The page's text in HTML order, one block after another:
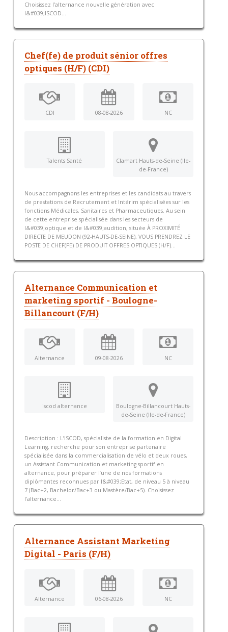
Choisissez l’alternance nouvelle génération avec
l&#039;ISCOD...
Chef(fe) de produit sénior offres
optiques (H/F) (CDI)
CDI 08-08-2026 NC
Talents Santé
Clamart Hauts-de-Seine (Ile-
de-France)
Nous accompagnons les entreprises et les candidats au travers
de prestations de Recrutement et Intérim spécialisées sur les
fonctions Médicales, Sanitaires et Pharmaceutiques. Au sein
de cette entreprise spécialisée dans les secteurs de
l&#039;optique et de l&#039;audition, située À PROXIMITÉ
DIRECTE DE MEUDON (92-HAUTS-DE-SEINE), VOUS PRENDREZ LE
POSTE DE CHEF(FE) DE PRODUIT OFFRES OPTIQUES (H/F)...
Alternance Communication et
marketing sportif - Boulogne-
Billancourt (F/H)
Alternance 09-08-2026 NC
iscod alternance
Boulogne-Billancourt Hauts-
de-Seine (Ile-de-France)
Description : L’ISCOD, spécialiste de la formation en Digital
Learning, recherche pour son entreprise partenaire
spécialisée dans la commercialisation de vélo et deux roues,
un Assistant Communication et marketing sportif en
alternance, pour préparer l’une de nos formations
diplômantes reconnues par l&#039;Etat, de niveau 5 à niveau
7 (Bac+2, Bachelor/Bac+3 ou Mastère/Bac+5). Choisissez
l’alternance...
Alternance Assistant Marketing
Digital - Paris (F/H)
Alternance 06-08-2026 NC